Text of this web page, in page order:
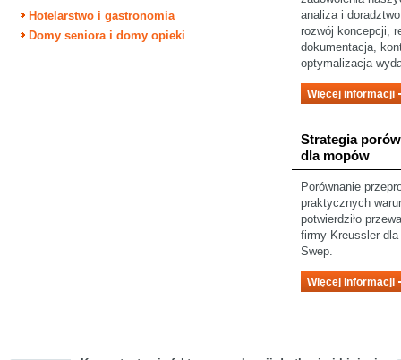
Hotelarstwo i gastronomia
Domy seniora i domy opieki
analiza i
rozwój koncepcji,
dokumentacja,
optymalizacja
Więcej informacji
Strategia
dla mopów
Porównanie
praktycznych
potwierdziło
firmy Kreussler
Swep.
Więcej informacji